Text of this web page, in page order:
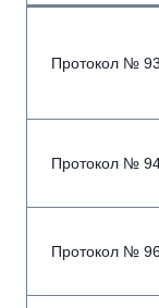
Протокол №
Протокол №
Протокол №